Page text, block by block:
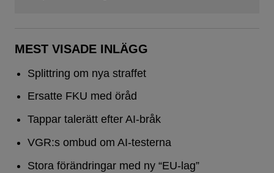
MEST VISADE INLÄGG
Splittring om nya straffet
Ersatte FKU med öråd
Tappar talerätt efter AI-bråk
VGR:s ombud om AI-testerna
Stora förändringar med ny “EU-lag”